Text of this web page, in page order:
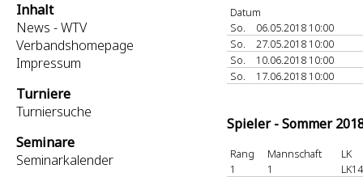
Inhalt
News - WTV
Verbandshomepage
Impressum
Turniere
Turniersuche
Seminare
Seminarkalender
Datum
So.
06.05.2018 10:00
So.
27.05.2018 10:00
So.
10.06.2018 10:00
So.
17.06.2018 10:00
Spieler - Sommer
Rang Mannschaft
LK
1
1